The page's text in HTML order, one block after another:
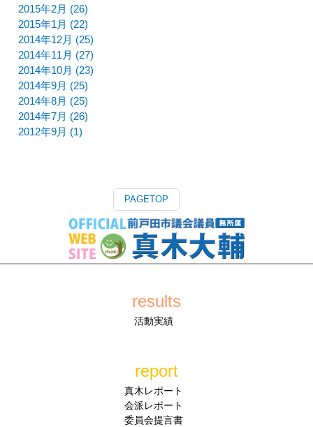
2015年2月 (26)
2015年1月 (22)
2014年12月 (25)
2014年11月 (27)
2014年10月 (23)
2014年9月 (25)
2014年8月 (25)
2014年7月 (26)
2012年9月 (1)
PAGETOP
results
活動実績
report
真木レポート
会派レポート
委員会提言書